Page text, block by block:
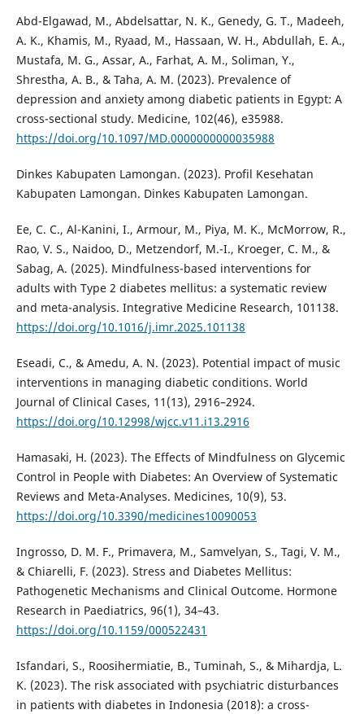
Abd-Elgawad, M., Abdelsattar, N. K., Genedy, G. T., Madeeh,
A. K., Khamis, M., Ryaad, M., Hassaan, W. H., Abdullah, E. A.,
Mustafa, M. G., Assar, A., Farhat, A. M., Soliman, Y.,
Shrestha, A. B., & Taha, A. M. (2023). Prevalence of
depression and anxiety among diabetic patients in Egypt: A
cross-sectional study. Medicine, 102(46), e35988.
https://doi.org/10.1097/MD.0000000000035988
Dinkes Kabupaten Lamongan. (2023). Profil Kesehatan
Kabupaten Lamongan. Dinkes Kabupaten Lamongan.
Ee, C. C., Al-Kanini, I., Armour, M., Piya, M. K., McMorrow, R.,
Rao, V. S., Naidoo, D., Metzendorf, M.-I., Kroeger, C. M., &
Sabag, A. (2025). Mindfulness-based interventions for
adults with Type 2 diabetes mellitus: a systematic review
and meta-analysis. Integrative Medicine Research, 101138.
https://doi.org/10.1016/j.imr.2025.101138
Eseadi, C., & Amedu, A. N. (2023). Potential impact of music
interventions in managing diabetic conditions. World
Journal of Clinical Cases, 11(13), 2916–2924.
https://doi.org/10.12998/wjcc.v11.i13.2916
Hamasaki, H. (2023). The Effects of Mindfulness on Glycemic
Control in People with Diabetes: An Overview of Systematic
Reviews and Meta-Analyses. Medicines, 10(9), 53.
https://doi.org/10.3390/medicines10090053
Ingrosso, D. M. F., Primavera, M., Samvelyan, S., Tagi, V. M.,
& Chiarelli, F. (2023). Stress and Diabetes Mellitus:
Pathogenetic Mechanisms and Clinical Outcome. Hormone
Research in Paediatrics, 96(1), 34–43.
https://doi.org/10.1159/000522431
Isfandari, S., Roosihermiatie, B., Tuminah, S., & Mihardja, L.
K. (2023). The risk associated with psychiatric disturbances
in patients with diabetes in Indonesia (2018): a cross-